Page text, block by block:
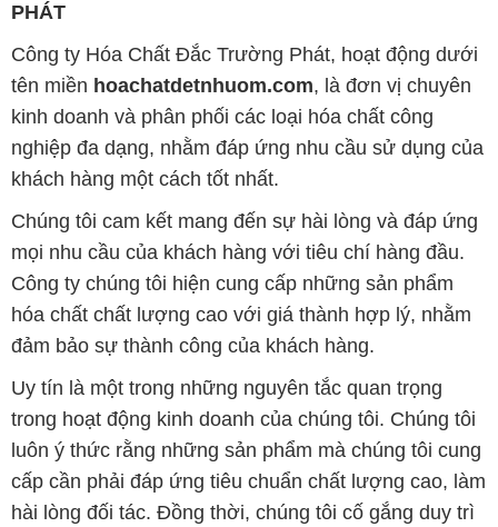
PHÁT
Công ty Hóa Chất Đắc Trường Phát, hoạt động dưới
tên miền hoachatdetnhuom.com, là đơn vị chuyên
kinh doanh và phân phối các loại hóa chất công
nghiệp đa dạng, nhằm đáp ứng nhu cầu sử dụng của
khách hàng một cách tốt nhất.
Chúng tôi cam kết mang đến sự hài lòng và đáp ứng
mọi nhu cầu của khách hàng với tiêu chí hàng đầu.
Công ty chúng tôi hiện cung cấp những sản phẩm
hóa chất chất lượng cao với giá thành hợp lý, nhằm
đảm bảo sự thành công của khách hàng.
Uy tín là một trong những nguyên tắc quan trọng
trong hoạt động kinh doanh của chúng tôi. Chúng tôi
luôn ý thức rằng những sản phẩm mà chúng tôi cung
cấp cần phải đáp ứng tiêu chuẩn chất lượng cao, làm
hài lòng đối tác. Đồng thời, chúng tôi cố gắng duy trì